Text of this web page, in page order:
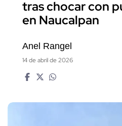
tras chocar con
en Naucalpan
Anel Rangel
14 de abril de 2026